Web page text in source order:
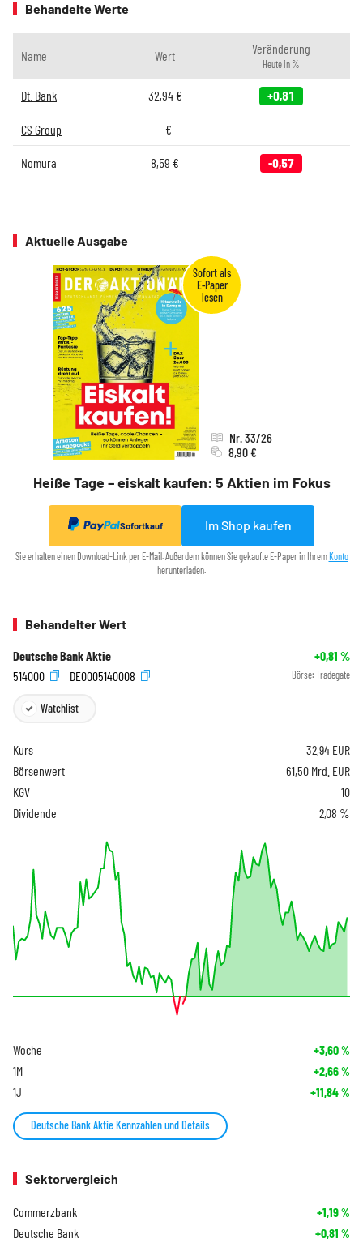
Behandelte Werte
Name Wert Veränderung
Heute in %
Dt. Bank 32,94€ +0,81
CS Group -€
Nomura 8,59 € -0,57
Aktuelle Ausgabe
Heiße Tage – eiskalt kaufen: 5 Aktien im Fokus
Nr. 33/26
8,90 €
Sofortkauf Im Shop kaufen
Sie erhalten einen Download-Link per E-Mail. Außerdem können Sie gekaufte E-Paper in IhremKonto
herunterladen.
Behandelter Wert
Deutsche Bank Aktie +0,81 %
514000
DE0005140008 Börse: Tradegate
Watchlist
Kurs 32,94 EUR
Börsenwert
61,50 Mrd. EUR
KGV
10
Dividende
2,08 %
Woche +3,60%
1M +2,66%
1J +11,84%
Deutsche Bank Aktie Kennzahlen und Details
Sektorvergleich
Commerzbank +1,19%
Deutsche Bank +0,81 %